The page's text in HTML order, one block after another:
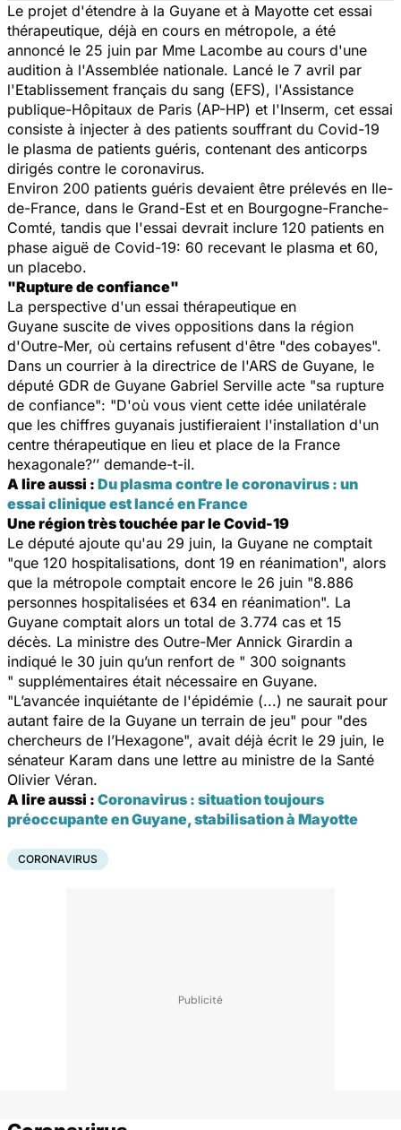
Le projet d'étendre à la Guyane et à Mayotte cet essai
thérapeutique, déjà en cours en métropole, a été
annoncé le 25 juin par Mme Lacombe au cours d'une
audition à l'Assemblée nationale. Lancé le 7 avril par
l'Etablissement français du sang (EFS), l'Assistance
publique-Hôpitaux de Paris (AP-HP) et l'Inserm, cet essai
consiste à injecter à des patients souffrant du Covid-19
le plasma de patients guéris, contenant des anticorps
dirigés contre le coronavirus.
Environ 200 patients guéris devaient être prélevés en Ile-
de-France, dans le Grand-Est et en Bourgogne-Franche-
Comté, tandis que l'essai devrait inclure 120 patients en
phase aiguë de Covid-19: 60 recevant le plasma et 60,
un placebo.
"Rupture de confiance"
La perspective d'un essai thérapeutique en
Guyane suscite de vives oppositions dans la région
d'Outre-Mer, où certains refusent d'être "des cobayes".
Dans un courrier à la directrice de l'ARS de Guyane, le
député GDR de Guyane Gabriel Serville acte "sa rupture
de confiance": "D'où vous vient cette idée unilatérale
que les chiffres guyanais justifieraient l'installation d'un
centre thérapeutique en lieu et place de la France
hexagonale?’’ demande-t-il.
A lire aussi : Du plasma contre le coronavirus : un
essai clinique est lancé en France
Une région très touchée par le Covid-19
Le député ajoute qu'au 29 juin, la Guyane ne comptait
"que 120 hospitalisations, dont 19 en réanimation", alors
que la métropole comptait encore le 26 juin "8.886
personnes hospitalisées et 634 en réanimation". La
Guyane comptait alors un total de 3.774 cas et 15
décès. La ministre des Outre-Mer Annick Girardin a
indiqué le 30 juin qu’un renfort de " 300 soignants
" supplémentaires était nécessaire en Guyane.
"L’avancée inquiétante de l'épidémie (...) ne saurait pour
autant faire de la Guyane un terrain de jeu" pour "des
chercheurs de l’Hexagone", avait déjà écrit le 29 juin, le
sénateur Karam dans une lettre au ministre de la Santé
Olivier Véran.
A lire aussi : Coronavirus : situation toujours
préoccupante en Guyane, stabilisation à Mayotte
CORONAVIRUS